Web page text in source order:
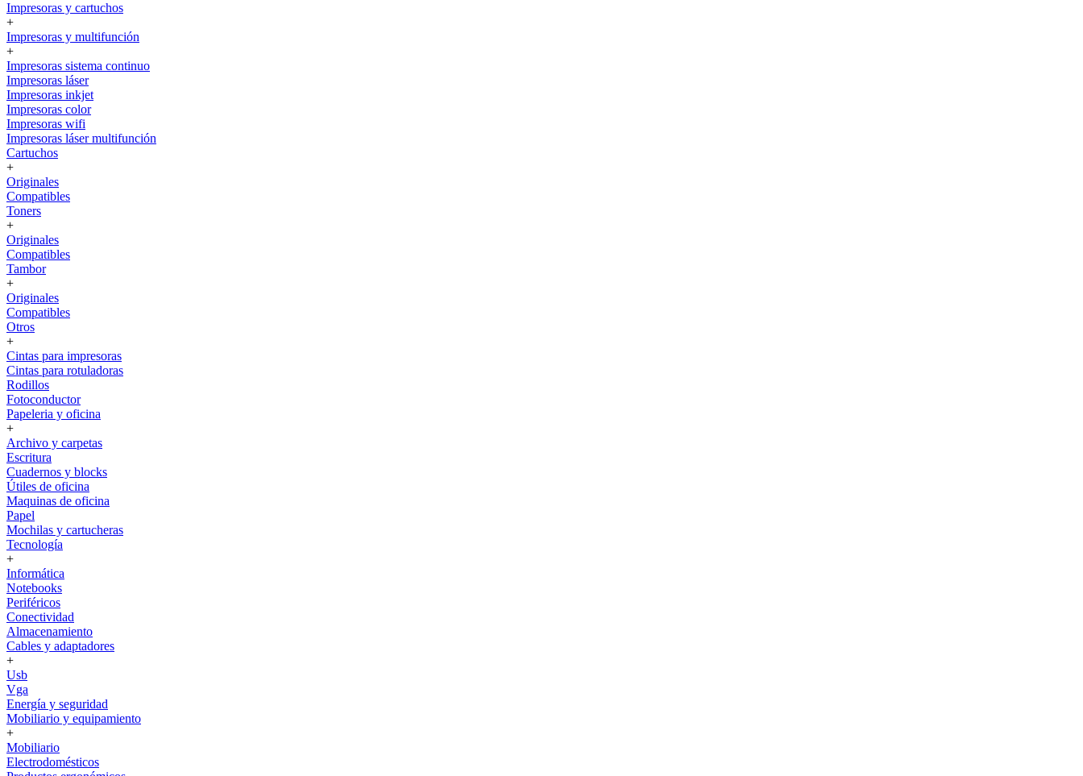
Impresoras y cartuchos
+
Impresoras y multifunción
+
Impresoras sistema continuo
Impresoras láser
Impresoras inkjet
Impresoras color
Impresoras wifi
Impresoras láser multifunción
Cartuchos
+
Originales
Compatibles
Toners
+
Originales
Compatibles
Tambor
+
Originales
Compatibles
Otros
+
Cintas para impresoras
Cintas para rotuladoras
Rodillos
Fotoconductor
Papeleria y oficina
+
Archivo y carpetas
Escritura
Cuadernos y blocks
Útiles de oficina
Maquinas de oficina
Papel
Mochilas y cartucheras
Tecnología
+
Informática
Notebooks
Periféricos
Conectividad
Almacenamiento
Cables y adaptadores
+
Usb
Vga
Energía y seguridad
Mobiliario y equipamiento
+
Mobiliario
Electrodomésticos